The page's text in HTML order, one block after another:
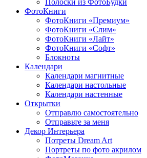
Полоски из ФотоБудки
ФотоКниги
ФотоКниги «Премиум»
ФотоКниги «Слим»
ФотоКниги «Лайт»
ФотоКниги «Софт»
Блокноты
Календари
Календари магнитные
Календари настольные
Календари настенные
Открытки
Отправлю самостоятельно
Отправьте за меня
Декор Интерьера
Потреты Dream Art
Портреты по фото акрилом